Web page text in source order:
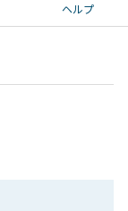
ヘルプ